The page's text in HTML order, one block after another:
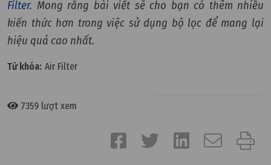
Filter. Mong rằng bài viết sẽ cho bạn có thêm nhiều
kiến thức hơn trong việc sử dụng bộ lọc để mang lại
hiệu quả cao nhất.
Từ khóa: Air Filter
7359 lượt xem